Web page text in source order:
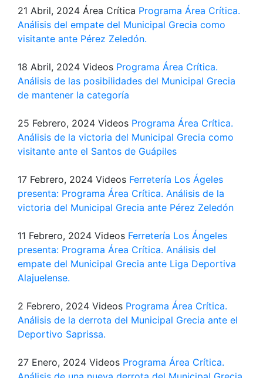
21 Abril, 2024 Área Crítica Programa Área Crítica.
Análisis del empate del Municipal Grecia como
visitante ante Pérez Zeledón.
18 Abril, 2024 Videos Programa Área Crítica.
Análisis de las posibilidades del Municipal Grecia
de mantener la categoría
25 Febrero, 2024 Videos Programa Área Crítica.
Análisis de la victoria del Municipal Grecia como
visitante ante el Santos de Guápiles
17 Febrero, 2024 Videos Ferretería Los Ágeles
presenta: Programa Área Crítica. Análisis de la
victoria del Municipal Grecia ante Pérez Zeledón
11 Febrero, 2024 Videos Ferretería Los Ángeles
presenta: Programa Área Crítica. Análisis del
empate del Municipal Grecia ante Liga Deportiva
Alajuelense.
2 Febrero, 2024 Videos Programa Área Crítica.
Análisis de la derrota del Municipal Grecia ante el
Deportivo Saprissa.
27 Enero, 2024 Videos Programa Área Crítica.